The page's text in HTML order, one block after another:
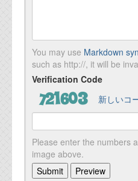
You may use Markdown
such as http://, it will be
Verification Code
新しいコ
Please enter the numbers
image above.